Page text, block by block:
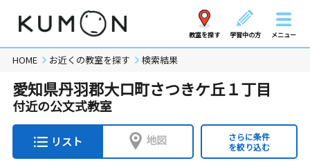
教室を探す 学習中の方 メニュー
HOME お近くの教室を探す 検索結果
愛知県丹羽郡大口町さつきケ丘１丁目
付近の公文式教室
リスト 地図
さらに条件
を絞り込む